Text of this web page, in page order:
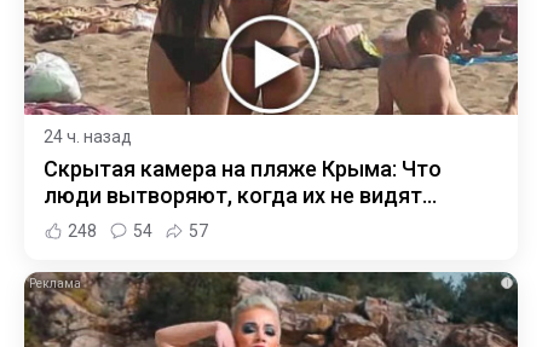
24 ч. назад
Скрытая камера на пляже Крыма: Что
люди вытворяют, когда их не видят...
248 54 57
i